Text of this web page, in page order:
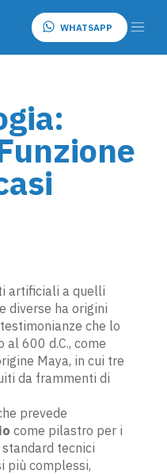
WHATSAPP
artificiali a quelli
diverse ha origini
che lo
600 d.C., come
Maya, in cui tre
da frammenti di
prevede
come pilastro per i
tecnici
più complessi,